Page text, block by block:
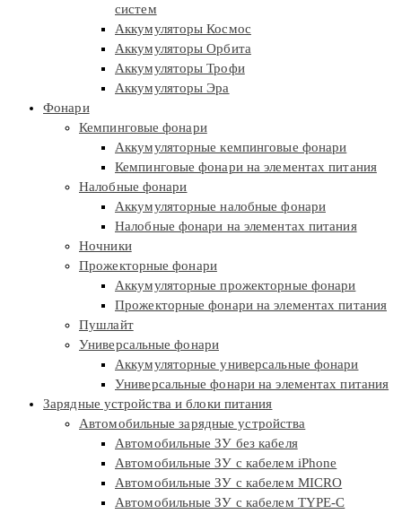
систем
Аккумуляторы Космос
Аккумуляторы Орбита
Аккумуляторы Трофи
Аккумуляторы Эра
Фонари
Кемпинговые фонари
Аккумуляторные кемпинговые фонари
Кемпинговые фонари на элементах питания
Налобные фонари
Аккумуляторные налобные фонари
Налобные фонари на элементах питания
Ночники
Прожекторные фонари
Аккумуляторные прожекторные фонари
Прожекторные фонари на элементах питания
Пушлайт
Универсальные фонари
Аккумуляторные универсальные фонари
Универсальные фонари на элементах питания
Зарядные устройства и блоки питания
Автомобильные зарядные устройства
Автомобильные ЗУ без кабеля
Автомобильные ЗУ с кабелем iPhone
Автомобильные ЗУ с кабелем MICRO
Автомобильные ЗУ с кабелем TYPE-C